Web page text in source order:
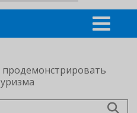
продемонстрировать